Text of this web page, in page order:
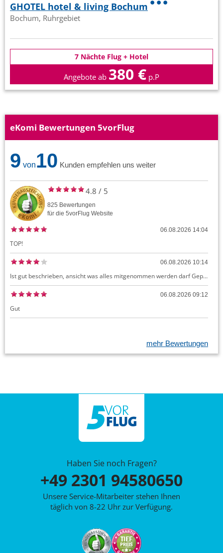
GHOTEL hotel & living Bochum
Bochum, Ruhrgebiet
7 Nächte Flug + Hotel
Angebote ab 380 € p.P
eKomi Bewertungen 5vorFlug
9 von10 Kunden empfehlen uns weiter
4.8 / 5
825 Bewertungen
für die 5vorFlug Website
06.08.2026 14:04
TOP!
06.08.2026 10:14
Ist gut beschrieben, ansicht was alles mitgenommen werden darf Gepäck dürfte auch kostenloses Handgepäck umfassen, ansonsten sehr easy zu machen
06.08.2026 09:12
Gut
mehr Bewertungen
Haben Sie noch Fragen?
+49 2301 94580650
Unsere Service-Mitarbeiter stehen Ihnen
täglich von 8-22 Uhr zur Verfügung.